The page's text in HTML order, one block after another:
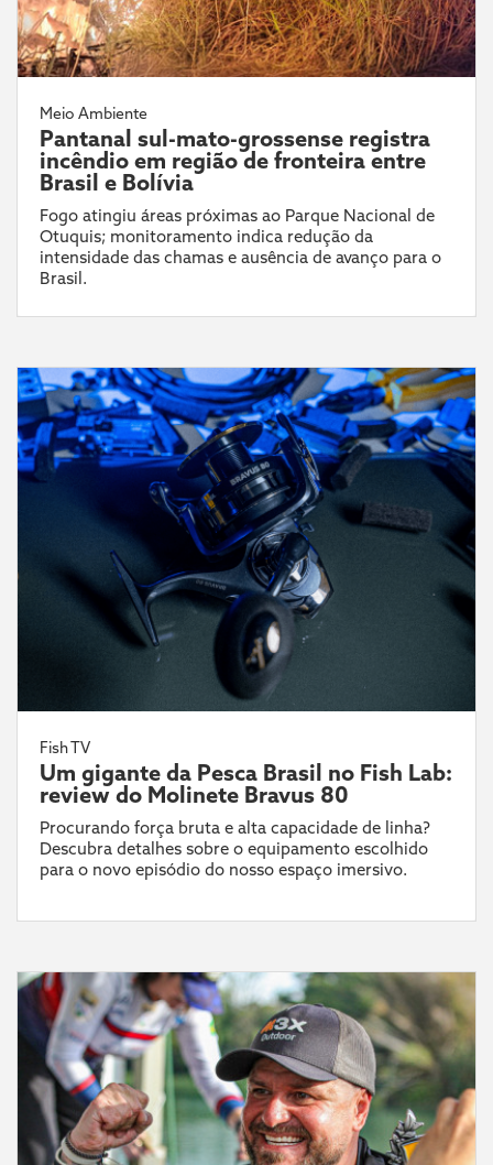
Meio Ambiente
Pantanal sul-mato-grossense registra
incêndio em região de fronteira entre
Brasil e Bolívia
Fogo atingiu áreas próximas ao Parque Nacional de
Otuquis; monitoramento indica redução da
intensidade das chamas e ausência de avanço para o
Brasil.
Fish TV
Um gigante da Pesca Brasil no Fish Lab:
review do Molinete Bravus 80
Procurando força bruta e alta capacidade de linha?
Descubra detalhes sobre o equipamento escolhido
para o novo episódio do nosso espaço imersivo.